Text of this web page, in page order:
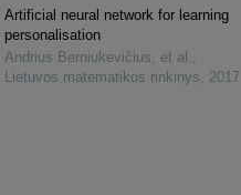
Artificial neural network for learning
personalisation
Andrius Berniukevičius, et al. ,
Lietuvos matematikos rinkinys, 2017